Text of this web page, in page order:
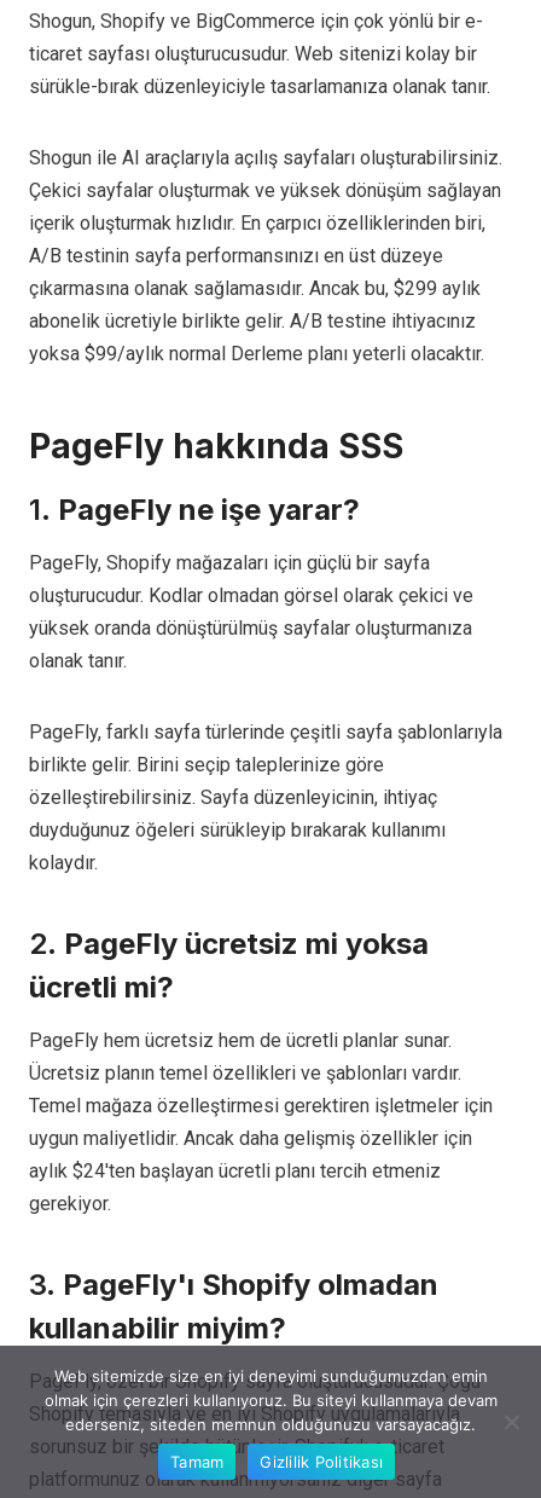
Shogun, Shopify ve BigCommerce için çok yönlü bir e-
ticaret sayfası oluşturucusudur. Web sitenizi kolay bir
sürükle-bırak düzenleyiciyle tasarlamanıza olanak tanır.
Shogun ile AI araçlarıyla açılış sayfaları oluşturabilirsiniz.
Çekici sayfalar oluşturmak ve yüksek dönüşüm sağlayan
içerik oluşturmak hızlıdır. En çarpıcı özelliklerinden biri,
A/B testinin sayfa performansınızı en üst düzeye
çıkarmasına olanak sağlamasıdır. Ancak bu, $299 aylık
abonelik ücretiyle birlikte gelir. A/B testine ihtiyacınız
yoksa $99/aylık normal Derleme planı yeterli olacaktır.
PageFly hakkında SSS
1. PageFly ne işe yarar?
PageFly, Shopify mağazaları için güçlü bir sayfa
oluşturucudur. Kodlar olmadan görsel olarak çekici ve
yüksek oranda dönüştürülmüş sayfalar oluşturmanıza
olanak tanır.
PageFly, farklı sayfa türlerinde çeşitli sayfa şablonlarıyla
birlikte gelir. Birini seçip taleplerinize göre
özelleştirebilirsiniz. Sayfa düzenleyicinin, ihtiyaç
duyduğunuz öğeleri sürükleyip bırakarak kullanımı
kolaydır.
2. PageFly ücretsiz mi yoksa
ücretli mi?
PageFly hem ücretsiz hem de ücretli planlar sunar.
Ücretsiz planın temel özellikleri ve şablonları vardır.
Temel mağaza özelleştirmesi gerektiren işletmeler için
uygun maliyetlidir. Ancak daha gelişmiş özellikler için
aylık $24'ten başlayan ücretli planı tercih etmeniz
gerekiyor.
3. PageFly'ı Shopify olmadan
kullanabilir miyim?
PageFly, özel bir Shopify sayfa oluşturucusudur. Çoğu
Shopify temasıyla ve en iyi Shopify uygulamalarıyla
sorunsuz bir şekilde bütünleşir. Shopify'ı e-ticaret
platformunuz olarak kullanmıyorsanız diğer sayfa
Web sitemizde size en iyi deneyimi sunduğumuzdan emin
olmak için çerezleri kullanıyoruz. Bu siteyi kullanmaya devam
ederseniz, siteden memnun olduğunuzu varsayacağız.
Tamam
Gizlilik Politikası